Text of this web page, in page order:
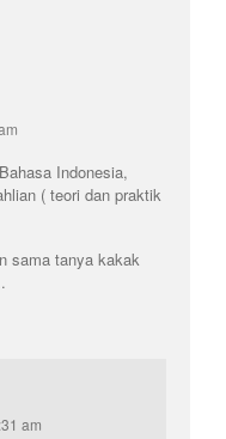
Indonesia,
( teori dan praktik
sama tanya kakak
am